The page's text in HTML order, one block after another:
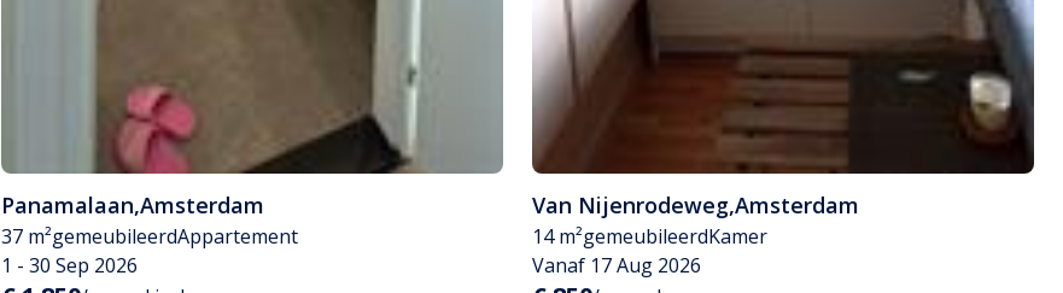
Panamalaan,Amsterdam
37 m²gemeubileerdAppartement
1 - 30 Sep 2026
Van Nijenrodeweg,Amsterdam
14 m²gemeubileerdKamer
Vanaf 17 Aug 2026